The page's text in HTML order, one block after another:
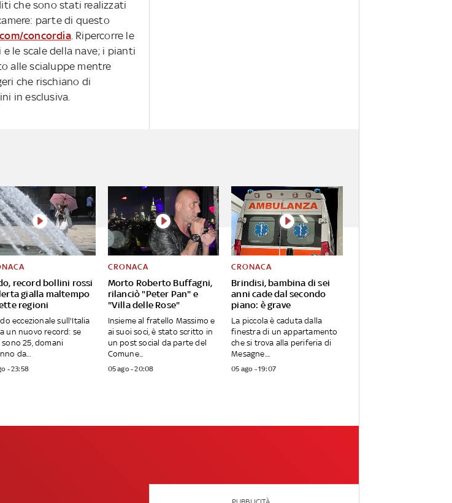
che sono stati realizzati
parte di questo
concordia. Ripercorre le
le scale della nave; i pianti
alle scialuppe mentre
che rischiano di
in esclusiva.
record bollini rossi
gialla maltempo
regioni
eccezionale sull'Italia
un nuovo record: se
sono 25, domani
da...
- 23:58
Morto Roberto Buffagni,
rilanciò "Peter Pan" e
"Villa delle Rose"
CRONACA
Insieme al fratello Massimo e
ai suoi soci, è stato scritto in
un post social da parte del
Comune...
05 ago - 20:08
Brindisi, bambina di sei
anni cade dal secondo
piano: è grave
CRONACA
La piccola è caduta dalla
finestra di un appartamento
che si trova alla periferia di
Mesagne....
05 ago - 19:07